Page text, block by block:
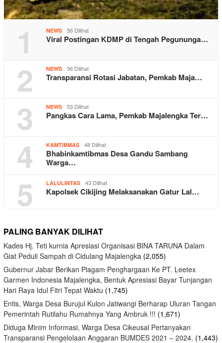
1 NEWS 56 Dilihat
Viral Postingan KDMP di Tengah Pegununga…
2 NEWS 56 Dilihat
Transparansi Rotasi Jabatan, Pemkab Maja…
3 NEWS 53 Dilihat
Pangkas Cara Lama, Pemkab Majalengka Ter…
4 KAMTIBMAS 48 Dilihat
Bhabinkamtibmas Desa Gandu Sambang
Warga…
5 LALULINTAS 43 Dilihat
Kapolsek Cikijing Melaksanakan Gatur Lal…
PALING BANYAK DILIHAT
Kades Hj. Teti kurnia Apresiasi Organisasi BINA TARUNA Dalam
Giat Peduli Sampah di Cidulang Majalengka (2,055)
Gubernur Jabar Berikan Piagam Penghargaan Ke PT. Leetex
Garmen Indonesia Majalengka, Bentuk Apresiasi Bayar Tunjangan
Hari Raya Idul Fitri Tepat Waktu (1,745)
Entis, Warga Desa Burujul Kulon Jatiwangi Berharap Uluran Tangan
Pemerintah Rutilahu Rumahnya Yang Ambruk !!! (1,671)
Diduga Minim Informasi, Warga Desa Cikeusal Pertanyakan
Transparansi Pengelolaan Anggaran BUMDES 2021 – 2024. (1,443)